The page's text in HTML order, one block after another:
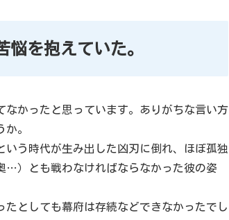
悩を抱えていた。
なかったと思っています。ありがちな言い方
。
う時代が生み出した凶刃に倒れ、ほぼ孤独
…）とも戦わなければならなかった彼の姿
としても幕府は存続などできなかったでし